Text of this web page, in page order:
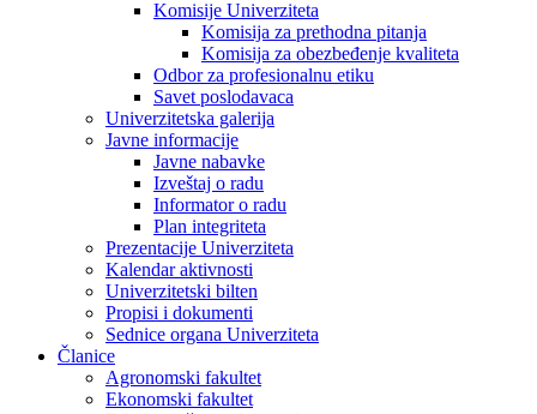
Komisije Univerziteta
Komisija za prethodna pitanja
Komisija za obezbeđenje kvaliteta
Odbor za profesionalnu etiku
Savet poslodavaca
Univerzitetska galerija
Javne informacije
Javne nabavke
Izveštaj o radu
Informator o radu
Plan integriteta
Prezentacije Univerziteta
Kalendar aktivnosti
Univerzitetski bilten
Propisi i dokumenti
Sednice organa Univerziteta
Članice
Agronomski fakultet
Ekonomski fakultet